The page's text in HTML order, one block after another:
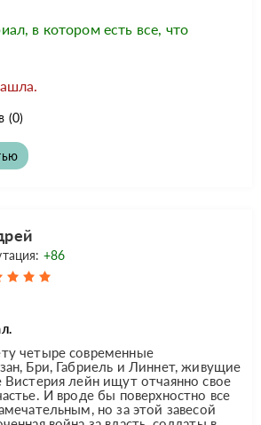
в котором есть все, что
(0)
+86
четыре современные
Бри, Габриель и Линнет, живущие
Вистерия лейн ищут отчаянно свое
И вроде бы поверхностно все
но за этой завесой